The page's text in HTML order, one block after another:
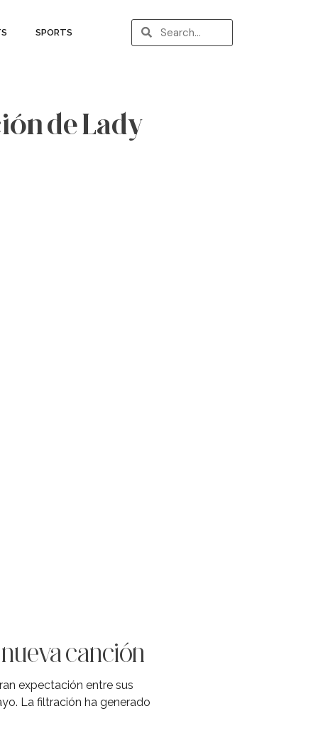
SPORTS
de Lady
canción
expectación entre sus
La filtración ha generado